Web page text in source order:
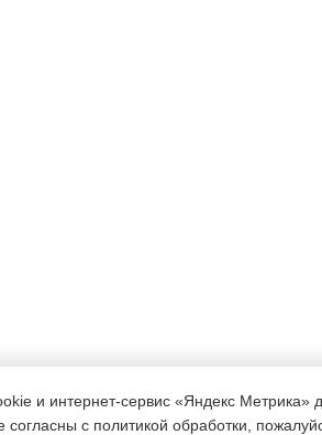
и интернет-сервис «Яндекс Метрика»
с политикой обработки,